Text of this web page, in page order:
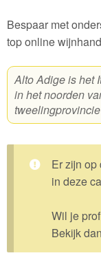
Bespaar met
top online
Alto Adige is het
in het noorden
Er zijn
in deze
Wil je
Bekijk